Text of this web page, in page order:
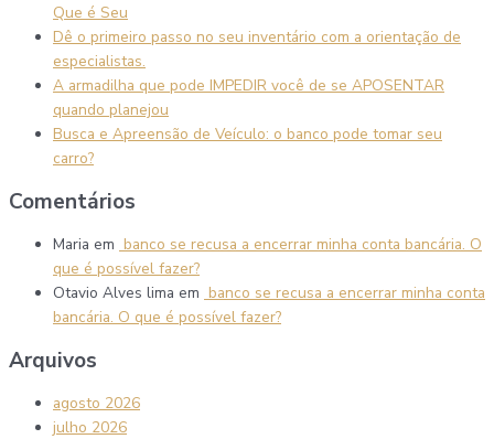
Que é Seu
Dê o primeiro passo no seu inventário com a orientação de
especialistas.
A armadilha que pode IMPEDIR você de se APOSENTAR
quando planejou
Busca e Apreensão de Veículo: o banco pode tomar seu
carro?
Comentários
Maria em banco se recusa a encerrar minha conta bancária. O
que é possível fazer?
Otavio Alves lima em banco se recusa a encerrar minha conta
bancária. O que é possível fazer?
Arquivos
agosto 2026
julho 2026